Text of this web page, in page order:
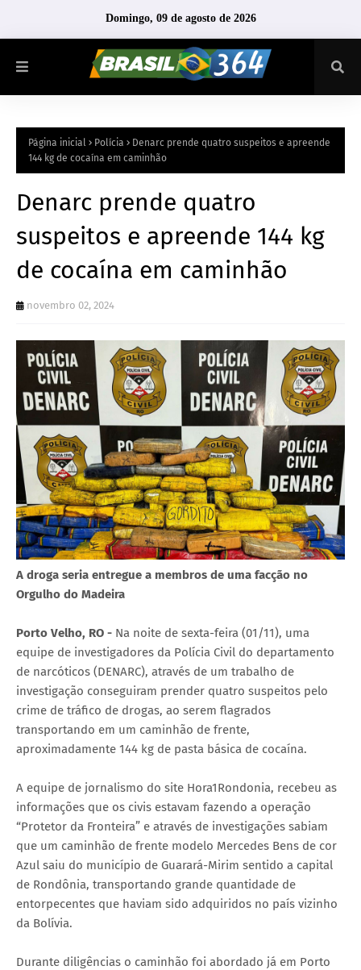
Domingo, 09 de agosto de 2026
Página inicial Polícia
Denarc prende quatro suspeitos e apreende
144 kg de cocaína em caminhão
Denarc prende quatro
suspeitos e apreende 144 kg
de cocaína em caminhão
novembro 02, 2024
A droga seria entregue a membros de uma facção no
Orgulho do Madeira
Porto Velho, RO - Na noite de sexta-feira (01/11), uma
equipe de investigadores da Polícia Civil do departamento
de narcóticos (DENARC), através de um trabalho de
investigação conseguiram prender quatro suspeitos pelo
crime de tráfico de drogas, ao serem flagrados
transportando em um caminhão de frente,
aproximadamente 144 kg de pasta básica de cocaína.
A equipe de jornalismo do site Hora1Rondonia, recebeu as
informações que os civis estavam fazendo a operação
“Protetor da Fronteira” e através de investigações sabiam
que um caminhão de frente modelo Mercedes Bens de cor
Azul saiu do município de Guarará-Mirim sentido a capital
de Rondônia, transportando grande quantidade de
entorpecentes que haviam sido adquiridos no país vizinho
da Bolívia.
Durante diligências o caminhão foi abordado já em Porto